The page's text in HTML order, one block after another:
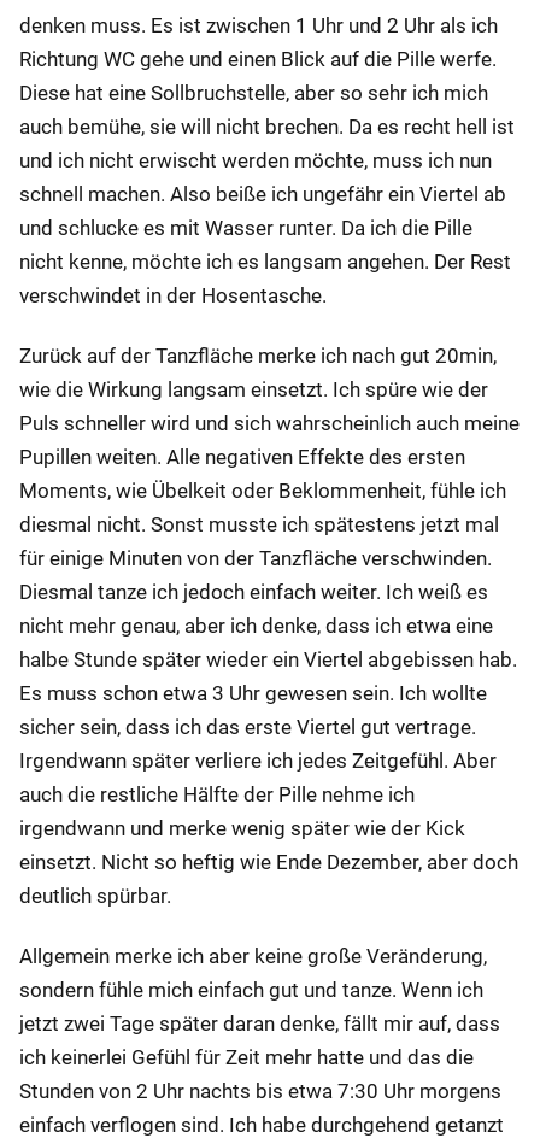
denken muss. Es ist zwischen 1 Uhr und 2 Uhr als ich
Richtung WC gehe und einen Blick auf die Pille werfe.
Diese hat eine Sollbruchstelle, aber so sehr ich mich
auch bemühe, sie will nicht brechen. Da es recht hell ist
und ich nicht erwischt werden möchte, muss ich nun
schnell machen. Also beiße ich ungefähr ein Viertel ab
und schlucke es mit Wasser runter. Da ich die Pille
nicht kenne, möchte ich es langsam angehen. Der Rest
verschwindet in der Hosentasche.
Zurück auf der Tanzfläche merke ich nach gut 20min,
wie die Wirkung langsam einsetzt. Ich spüre wie der
Puls schneller wird und sich wahrscheinlich auch meine
Pupillen weiten. Alle negativen Effekte des ersten
Moments, wie Übelkeit oder Beklommenheit, fühle ich
diesmal nicht. Sonst musste ich spätestens jetzt mal
für einige Minuten von der Tanzfläche verschwinden.
Diesmal tanze ich jedoch einfach weiter. Ich weiß es
nicht mehr genau, aber ich denke, dass ich etwa eine
halbe Stunde später wieder ein Viertel abgebissen hab.
Es muss schon etwa 3 Uhr gewesen sein. Ich wollte
sicher sein, dass ich das erste Viertel gut vertrage.
Irgendwann später verliere ich jedes Zeitgefühl. Aber
auch die restliche Hälfte der Pille nehme ich
irgendwann und merke wenig später wie der Kick
einsetzt. Nicht so heftig wie Ende Dezember, aber doch
deutlich spürbar.
Allgemein merke ich aber keine große Veränderung,
sondern fühle mich einfach gut und tanze. Wenn ich
jetzt zwei Tage später daran denke, fällt mir auf, dass
ich keinerlei Gefühl für Zeit mehr hatte und das die
Stunden von 2 Uhr nachts bis etwa 7:30 Uhr morgens
einfach verflogen sind. Ich habe durchgehend getanzt